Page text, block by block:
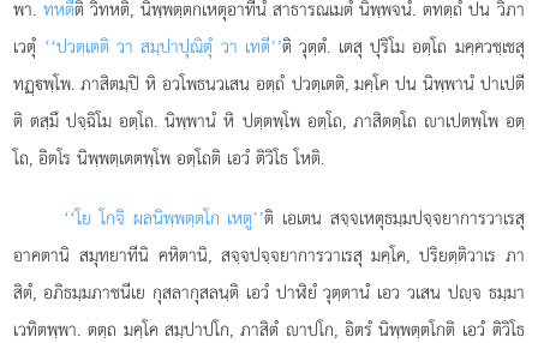
พา. ทหตีติ วิทหติ, นิพฺพตฺตกเหตุอาทีนํ สาธารณเมตํ นิพฺพจนํ. ตทตฺถํ ปน วิภา
เวตุํ ‘‘ปวตฺเตติ วา สมฺปาปุณิตุํ วา เทตี’’ติ วุตฺตํ. เตสุ ปุริโม อตฺโถ มคฺควชฺเชสุ
ทฏฺพฺโพ. ภาสิตมฺปิ หิ อวโพธนวเสน อตฺถํ ปวตฺเตติ, มคฺโค ปน นิพฺพานํ ปาเปตี
ติ ตสฺมึ ปจฺฉิโม อตฺโถ. นิพฺพานํ หิ ปตฺตพฺโพ อตฺโถ, ภาสิตตฺโถ าเปตพฺโพ อตฺ
โถ, อิตโร นิพฺพตฺเตตพฺโพ อตฺโถติ เอวํ ติวิโธ โหติ.
‘‘โย โกจิ ผลนิพฺพตฺตโก เหตู’’ติ เอเตน สจฺจเหตุธมฺมปจฺจยาการวาเรสุ
อาคตานิ สมุทยาทีนิ คหิตานิ, สจฺจปจฺจยาการวาเรสุ มคฺโค, ปริยตฺติวาเร ภา
สิตํ, อภิธมฺมภาชนีเย กุสลากุสลนฺติ เอวํ ปาฬิยํ วุตฺตานํ เอว วเสน ปฺจ ธมฺมา
เวทิตพฺพา. ตตฺถ มคฺโค สมฺปาปโก, ภาสิตํ าปโก, อิตรํ นิพฺพตฺตโกติ เอวํ ติวิโธ